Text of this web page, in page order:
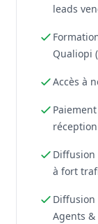
leads
Qualiopi
Accès à
à fort
Agents &